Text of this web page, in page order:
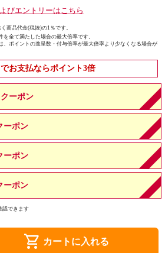
びエントリーはこちら
商品代金(税抜)の1％です。
全て満たした場合の最大倍率です。
、ポイントの進呈数・付与倍率が最大倍率より少なくなる場合が
お支払ならポイント3倍
ーポン
ーポン
ーポン
ーポン
認できます
shopping_cart カートに入れる